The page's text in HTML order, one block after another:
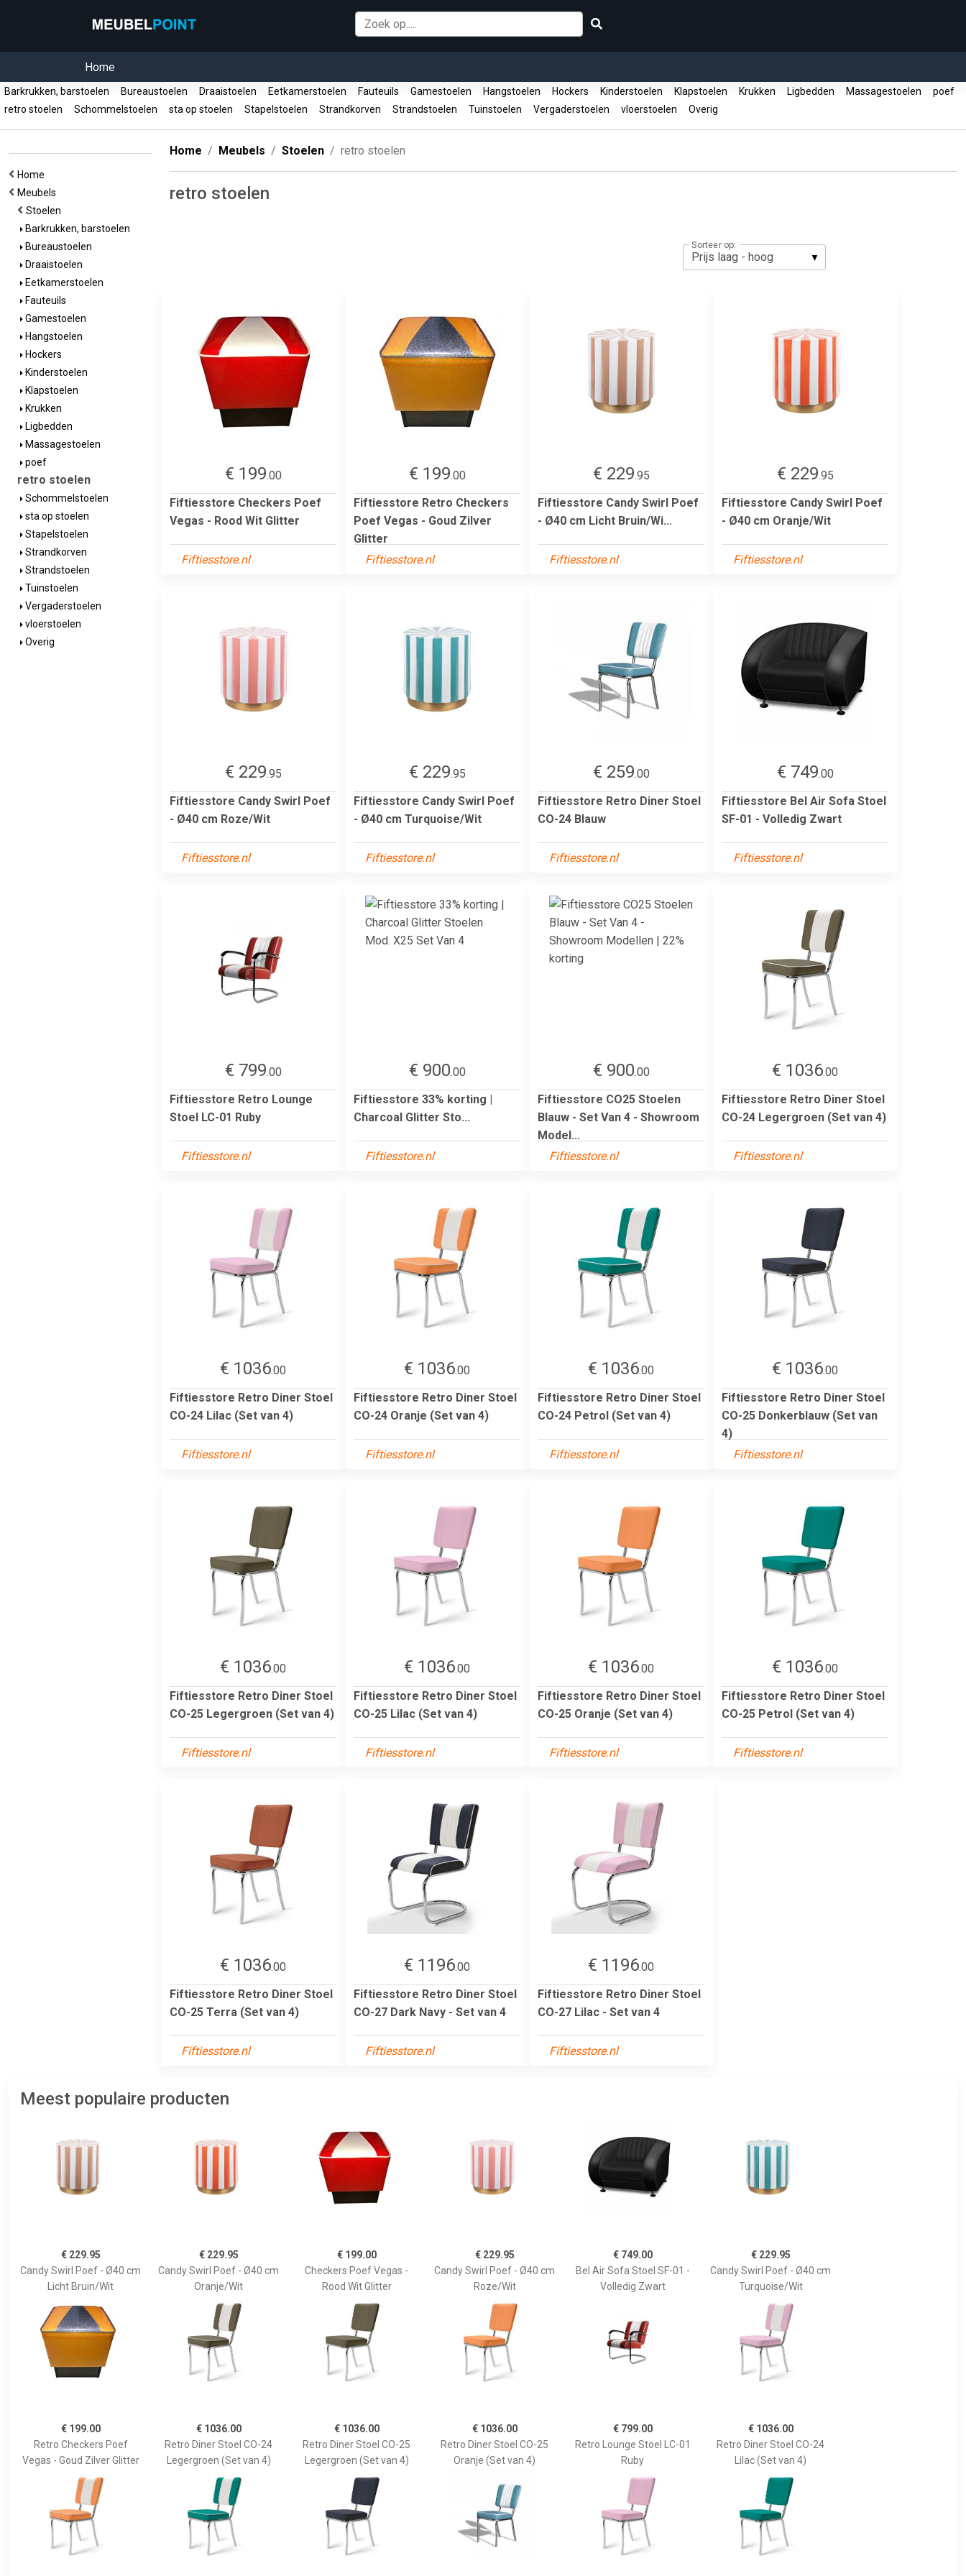
Home
Barkrukken, barstoelen Bureaustoelen Draaistoelen Eetkamerstoelen Fauteuils Gamestoelen Hangstoelen Hockers Kinderstoelen Klapstoelen Krukken Ligbedden Massagestoelen
poef
retro stoelen
Schommelstoelen sta op stoelen Stapelstoelen Strandkorven Strandstoelen Tuinstoelen Vergaderstoelen vloerstoelen Overig
Home
Meubels
Stoelen
Barkrukken, barstoelen
Bureaustoelen
Draaistoelen
Eetkamerstoelen
Fauteuils
Gamestoelen
Hangstoelen
Hockers
Kinderstoelen
Klapstoelen
Krukken
Ligbedden
Massagestoelen
poef
retro stoelen
Schommelstoelen
sta op stoelen
Stapelstoelen
Strandkorven
Strandstoelen
Tuinstoelen
Vergaderstoelen
vloerstoelen
Overig
Home Meubels Stoelen retro stoelen
retro stoelen
Sorteer op:
€ 199.00
Fiftiesstore Checkers Poef
Vegas - Rood Wit Glitter
Fiftiesstore.nl
€ 199.00
Fiftiesstore Retro Checkers
Poef Vegas - Goud Zilver
Glitter
Fiftiesstore.nl
€ 229.95
Fiftiesstore Candy Swirl Poef
- Ø40 cm Licht Bruin/Wi...
Fiftiesstore.nl
€ 229.95
Fiftiesstore Candy Swirl Poef
- Ø40 cm Oranje/Wit
Fiftiesstore.nl
€ 229.95
Fiftiesstore Candy Swirl Poef
- Ø40 cm Roze/Wit
Fiftiesstore.nl
€ 229.95
Fiftiesstore Candy Swirl Poef
- Ø40 cm Turquoise/Wit
Fiftiesstore.nl
€ 259.00
Fiftiesstore Retro Diner Stoel
CO-24 Blauw
Fiftiesstore.nl
€ 749.00
Fiftiesstore Bel Air Sofa Stoel
SF-01 - Volledig Zwart
Fiftiesstore.nl
€ 799.00
Fiftiesstore Retro Lounge
Stoel LC-01 Ruby
Fiftiesstore.nl
€ 900.00
Fiftiesstore 33% korting |
Charcoal Glitter Sto...
Fiftiesstore.nl
€ 900.00
Fiftiesstore CO25 Stoelen
Blauw - Set Van 4 - Showroom
Model...
Fiftiesstore.nl
€ 1036.00
Fiftiesstore Retro Diner Stoel
CO-24 Legergroen (Set van 4)
Fiftiesstore.nl
€ 1036.00
Fiftiesstore Retro Diner Stoel
CO-24 Lilac (Set van 4)
Fiftiesstore.nl
€ 1036.00
Fiftiesstore Retro Diner Stoel
CO-24 Oranje (Set van 4)
Fiftiesstore.nl
€ 1036.00
Fiftiesstore Retro Diner Stoel
CO-24 Petrol (Set van 4)
Fiftiesstore.nl
€ 1036.00
Fiftiesstore Retro Diner Stoel
CO-25 Donkerblauw (Set van
4)
Fiftiesstore.nl
€ 1036.00
Fiftiesstore Retro Diner Stoel
CO-25 Legergroen (Set van 4)
Fiftiesstore.nl
€ 1036.00
Fiftiesstore Retro Diner Stoel
CO-25 Lilac (Set van 4)
Fiftiesstore.nl
€ 1036.00
Fiftiesstore Retro Diner Stoel
CO-25 Oranje (Set van 4)
Fiftiesstore.nl
€ 1036.00
Fiftiesstore Retro Diner Stoel
CO-25 Petrol (Set van 4)
Fiftiesstore.nl
€ 1036.00
Fiftiesstore Retro Diner Stoel
CO-25 Terra (Set van 4)
Fiftiesstore.nl
€ 1196.00
Fiftiesstore Retro Diner Stoel
CO-27 Dark Navy - Set van 4
Fiftiesstore.nl
€ 1196.00
Fiftiesstore Retro Diner Stoel
CO-27 Lilac - Set van 4
Fiftiesstore.nl
Meest populaire producten
€ 229.95
Candy Swirl Poef - Ø40 cm
Licht Bruin/Wit
€ 229.95
Candy Swirl Poef - Ø40 cm
Oranje/Wit
€ 199.00
Checkers Poef Vegas -
Rood Wit Glitter
€ 229.95
Candy Swirl Poef - Ø40 cm
Roze/Wit
€ 749.00
Bel Air Sofa Stoel SF-01 -
Volledig Zwart
€ 229.95
Candy Swirl Poef - Ø40 cm
Turquoise/Wit
€ 199.00
Retro Checkers Poef
Vegas - Goud Zilver Glitter
€ 1036.00
Retro Diner Stoel CO-24
Legergroen (Set van 4)
€ 1036.00
Retro Diner Stoel CO-25
Legergroen (Set van 4)
€ 1036.00
Retro Diner Stoel CO-25
Oranje (Set van 4)
€ 799.00
Retro Lounge Stoel LC-01
Ruby
€ 1036.00
Retro Diner Stoel CO-24
Lilac (Set van 4)